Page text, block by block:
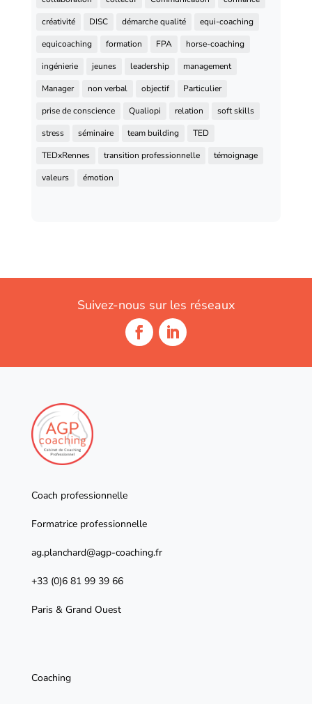
créativité
DISC démarche qualité
equi-coaching
equicoaching
formation FPA
horse-coaching
ingénierie
jeunes leadership
management
Manager
non verbal objectif
Particulier
prise de conscience
Qualiopi relation
soft skills
stress
séminaire team building
TED
TEDxRennes
transition professionnelle
témoignage
valeurs
émotion
Suivez-nous sur les réseaux
Coach professionnelle
Formatrice professionnelle
ag.planchard@agp-coaching.fr
+33 (0)6 81 99 39 66
Paris & Grand Ouest
Coaching